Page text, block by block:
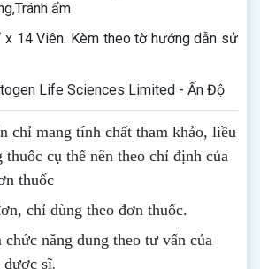
ẩm
x 14 Viên. Kèm theo tờ hướng dẫn sử
Life Sciences Limited - Ấn Độ
chỉ mang tính chất tham khảo, liều
thuốc cụ thể nên theo chỉ định của
thuốc
chỉ dùng theo đơn thuốc.
chức năng dung theo tư vấn của
dược sĩ.